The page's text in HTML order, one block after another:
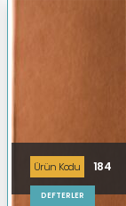
Ürün Kodu 184
DEFTERLER